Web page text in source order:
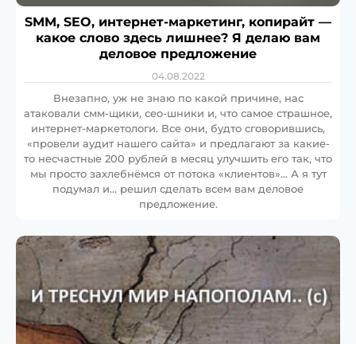
SMM, SEO, интернет-маркетинг, копирайт —
какое слово здесь лишнее? Я делаю вам
деловое предложение
04.08.2022
Внезапно, уж не знаю по какой причине, нас
атаковали смм-щики, сео-шники и, что самое страшное,
интернет-маркетологи. Все они, будто сговорившись,
«провели аудит нашего сайта» и предлагают за какие-
то несчастные 200 рублей в месяц улучшить его так, что
мы просто захлебнёмся от потока «клиентов»… А я тут
подумал и… решил сделать всем вам деловое
предложение.